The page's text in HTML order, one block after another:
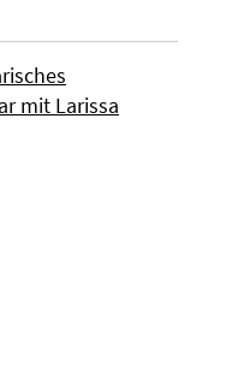
mit Larissa